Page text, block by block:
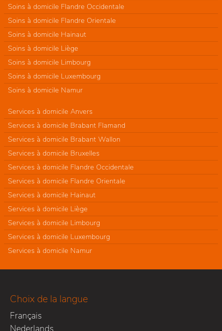
Soins à domicile Flandre Occidentale
Soins à domicile Flandre Orientale
Soins à domicile Hainaut
Soins à domicile Liège
Soins à domicile Limbourg
Soins à domicile Luxembourg
Soins à domicile Namur
Services à domicile Anvers
Services à domicile Brabant Flamand
Services à domicile Brabant Wallon
Services à domicile Bruxelles
Services à domicile Flandre Occidentale
Services à domicile Flandre Orientale
Services à domicile Hainaut
Services à domicile Liège
Services à domicile Limbourg
Services à domicile Luxembourg
Services à domicile Namur
Choix de la langue
Français
Nederlands